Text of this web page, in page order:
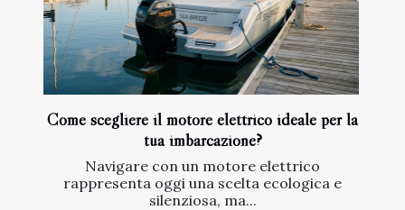
Come scegliere il motore elettrico ideale per la
tua imbarcazione?
Navigare con un motore elettrico
rappresenta oggi una scelta ecologica e
silenziosa, ma...